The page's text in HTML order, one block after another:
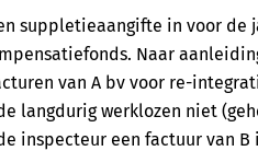
suppletieaangifte in voor de
Naar
van A bv voor re-
langdurig werklozen niet
inspecteur een factuur van B